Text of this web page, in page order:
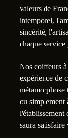
valeurs de
intemporel,
sincérité,
chaque service
Nos coiffeurs
expérience de
métamorphose
ou simplement
l'établissement
saura satisfaire